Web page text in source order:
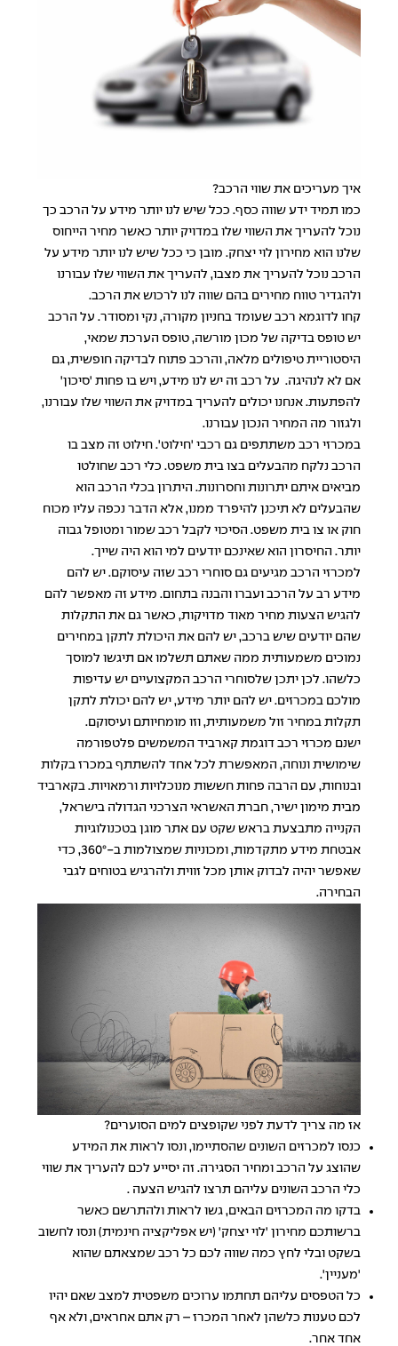
איך מעריכים את שווי הרכב?
כמו תמיד ידע שווה כסף. ככל שיש לנו יותר מידע על הרכב כך
נוכל להעריך את השווי שלו במדויק יותר כאשר מחיר הייחוס
שלנו הוא מחירון לוי יצחק. מובן כי ככל שיש לנו יותר מידע על
הרכב נוכל להעריך את מצבו, להעריך את השווי שלו עבורנו
ולהגדיר טווח מחירים בהם שווה לנו לרכוש את הרכב.
קחו לדוגמא רכב שעומד בחניון מקורה, נקי ומסודר. על הרכב
יש טופס בדיקה של מכון מורשה, טופס הערכת שמאי,
היסטוריית טיפולים מלאה, והרכב פתוח לבדיקה חופשית, גם
אם לא לנהיגה. על רכב זה יש לנו מידע, ויש בו פחות 'סיכון'
להפתעות. אנחנו יכולים להעריך במדויק את השווי שלו עבורנו,
ולגזור מה המחיר הנכון עבורנו.
במכרזי רכב משתתפים גם רכבי 'חילוט'. חילוט זה מצב בו
הרכב נלקח מהבעלים בצו בית משפט. כלי רכב שחולטו
מביאים איתם יתרונות וחסרונות. היתרון בכלי הרכב הוא
שהבעלים לא תיכנן להיפרד ממנו, אלא הדבר נכפה עליו מכוח
חוק או צו בית משפט. הסיכוי לקבל רכב שמור ומטופל גבוה
יותר. החיסרון הוא שאינכם יודעים למי הוא היה שייך.
למכרזי הרכב מגיעים גם סוחרי רכב שזה עיסוקם. יש להם
מידע רב על הרכב ועברו והבנה בתחום. מידע זה מאפשר להם
להגיש הצעות מחיר מאוד מדויקות, כאשר גם את התקלות
שהם יודעים שיש ברכב, יש להם את היכולת לתקן במחירים
נמוכים משמעותית ממה שאתם תשלמו אם תיגשו למוסך
כלשהו. לכן יתכן שלסוחרי הרכב המקצועיים יש עדיפות
מולכם במכרזים. יש להם יותר מידע, יש להם יכולת לתקן
תקלות במחיר זול משמעותית, וזו מומחיותם ועיסוקם.
ישנם מכרזי רכב דוגמת קארביד המשמשים פלטפורמה
שימושית ונוחה, המאפשרת לכל אחד להשתתף במכרז בקלות
ובנוחות, עם הרבה פחות חששות מנוכלויות ורמאויות. בקארביד
מבית מימון ישיר, חברת האשראי הצרכני הגדולה בישראל,
הקנייה מתבצעת בראש שקט עם אתר מוגן בטכנולוגיות
אבטחת מידע מתקדמות, ומכוניות שמצולמות ב-360°, כדי
שאפשר יהיה לבדוק אותן מכל זווית ולהרגיש בטוחים לגבי
הבחירה.
אז מה צריך לדעת לפני שקופצים למים הסוערים?
כנסו למכרזים השונים שהסתיימו, ונסו לראות את המידע
שהוצג על הרכב ומחיר הסגירה. זה יסייע לכם להעריך את שווי
כלי הרכב השונים עליהם תרצו להגיש הצעה .
בדקו מה המכרזים הבאים, גשו לראות ולהתרשם כאשר
ברשותכם מחירון 'לוי יצחק' (יש אפליקציה חינמית) ונסו לחשוב
בשקט ובלי לחץ כמה שווה לכם כל רכב שמצאתם שהוא
'מעניין'.
כל הטפסים עליהם תחתמו ערוכים משפטית למצב שאם יהיו
לכם טענות כלשהן לאחר המכרז – רק אתם אחראים, ולא אף
אחד אחר.